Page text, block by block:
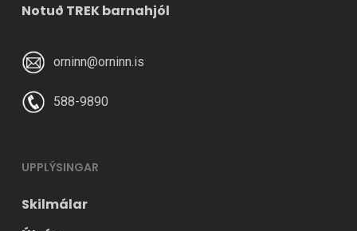
Notuð TREK barnahjól
orninn@orninn.is
588-9890
UPPLÝSINGAR
Skilmálar